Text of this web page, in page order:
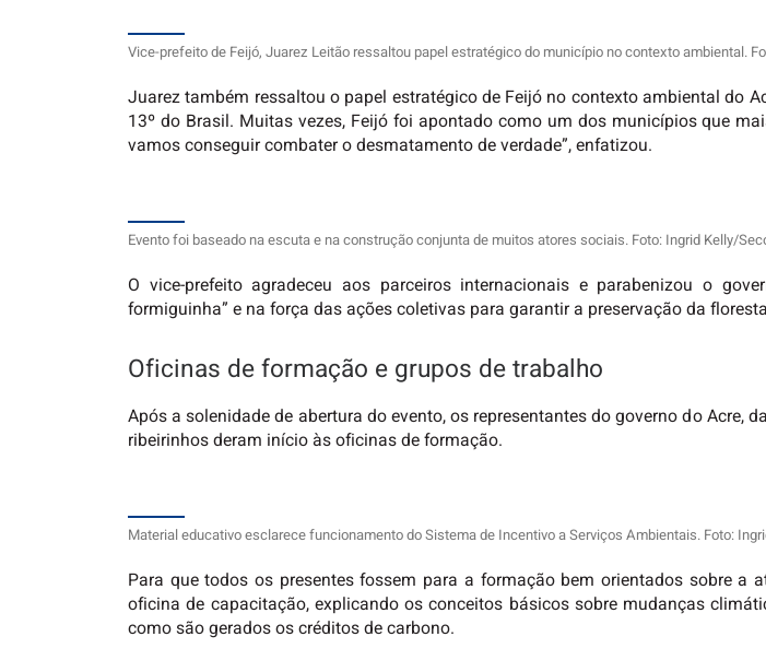
Vice-prefeito de Feijó, Juarez Leitão ressaltou papel estratégico do município no contexto ambiental.
Juarez também ressaltou o papel estratégico de Feijó no contexto ambiental do
13º do Brasil. Muitas vezes, Feijó foi apontado como um dos municípios que
vamos conseguir combater o desmatamento de verdade”, enfatizou.
Evento foi baseado na escuta e na construção conjunta de muitos atores sociais. Foto: Ingrid Kelly/
O vice-prefeito agradeceu aos parceiros internacionais e parabenizou o
formiguinha” e na força das ações coletivas para garantir a preservação da
Oficinas de formação e grupos de trabalho
Após a solenidade de abertura do evento, os representantes do governo do
ribeirinhos deram início às oficinas de formação.
Material educativo esclarece funcionamento do Sistema de Incentivo a Serviços Ambientais. Foto:
Para que todos os presentes fossem para a formação bem orientados sobre a
oficina de capacitação, explicando os conceitos básicos sobre mudanças
como são gerados os créditos de carbono.